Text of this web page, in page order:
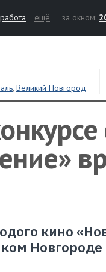
работа ещё за окном:
, Великий Новгород
кино
Новгороде